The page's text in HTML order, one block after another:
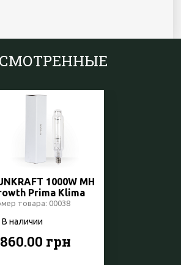
1000W MH
Prima Klima
товара: 00038
В наличии
грн